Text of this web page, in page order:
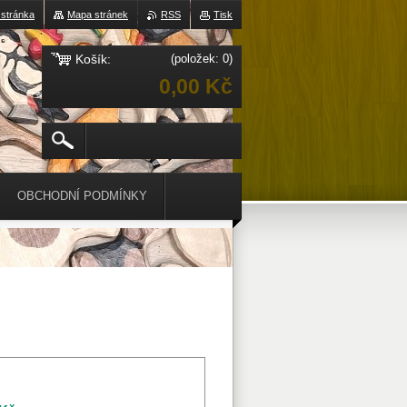
OBCHODNÍ PODMÍNKY
Tisk
RSS
Mapa stránek
Košík: (položek: 0)
0,00 Kč